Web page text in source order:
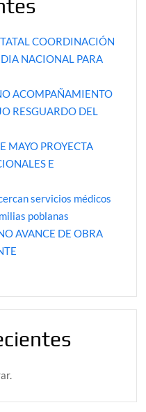
COORDINACIÓN
NACIONAL PARA
ACOMPAÑAMIENTO
RESGUARDO DEL
MAYO PROYECTA
E
servicios médicos
poblanas
AVANCE DE OBRA